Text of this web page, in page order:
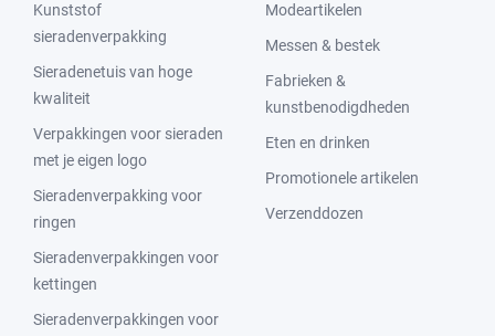
Kunststof
sieradenverpakking
Sieradenetuis van hoge
kwaliteit
Verpakkingen voor sieraden
met je eigen logo
Sieradenverpakking voor
ringen
Sieradenverpakkingen voor
kettingen
Sieradenverpakkingen voor
Modeartikelen
Messen & bestek
Fabrieken &
kunstbenodigdheden
Eten en drinken
Promotionele artikelen
Verzenddozen